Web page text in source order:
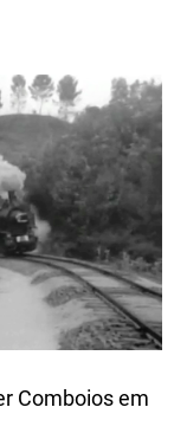
Comboios em